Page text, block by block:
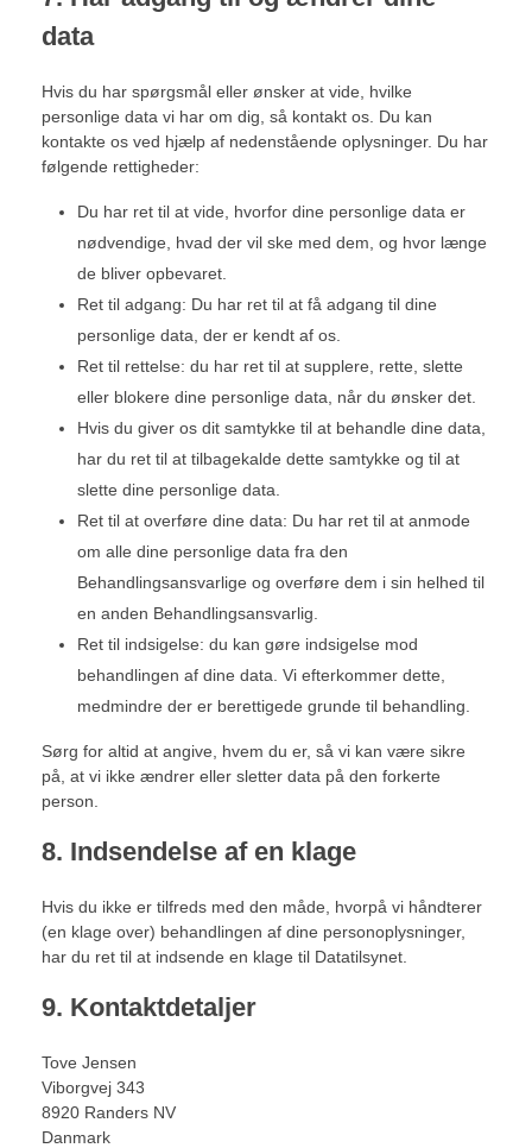
data
Hvis du har spørgsmål eller ønsker at vide, hvilke
personlige data vi har om dig, så kontakt os. Du kan
kontakte os ved hjælp af nedenstående oplysninger. Du har
følgende rettigheder:
Du har ret til at vide, hvorfor dine personlige data er
nødvendige, hvad der vil ske med dem, og hvor længe
de bliver opbevaret.
Ret til adgang: Du har ret til at få adgang til dine
personlige data, der er kendt af os.
Ret til rettelse: du har ret til at supplere, rette, slette
eller blokere dine personlige data, når du ønsker det.
Hvis du giver os dit samtykke til at behandle dine data,
har du ret til at tilbagekalde dette samtykke og til at
slette dine personlige data.
Ret til at overføre dine data: Du har ret til at anmode
om alle dine personlige data fra den
Behandlingsansvarlige og overføre dem i sin helhed til
en anden Behandlingsansvarlig.
Ret til indsigelse: du kan gøre indsigelse mod
behandlingen af ​​dine data. Vi efterkommer dette,
medmindre der er berettigede grunde til behandling.
Sørg for altid at angive, hvem du er, så vi kan være sikre
på, at vi ikke ændrer eller sletter data på den forkerte
person.
8. Indsendelse af en klage
Hvis du ikke er tilfreds med den måde, hvorpå vi håndterer
(en klage over) behandlingen af ​​dine personoplysninger,
har du ret til at indsende en klage til Datatilsynet.
9. Kontaktdetaljer
Tove Jensen
Viborgvej 343
8920 Randers NV
Danmark